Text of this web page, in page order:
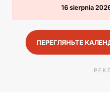
16 sierpnia
ПЕРЕГЛЯНЬТЕ